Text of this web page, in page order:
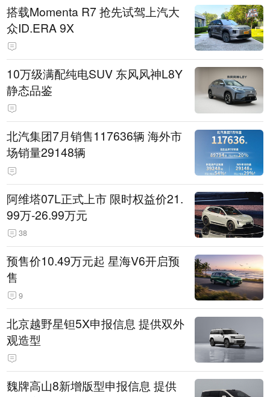
搭载Momenta R7 抢先试驾上汽大
众ID.ERA 9X
10万级满配纯电SUV 东风风神L8Y
静态品鉴
北汽集团7月销售117636辆 海外市
场销量29148辆
阿维塔07L正式上市 限时权益价21.
99万-26.99万元
38
预售价10.49万元起 星海V6开启预
售
9
北京越野星钽5X申报信息 提供双外
观造型
魏牌高山8新增版型申报信息 提供